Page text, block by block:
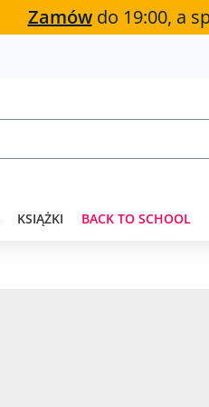
Zamówdo 19:00, a
KSIĄŻKI BACK TO SCHOOL